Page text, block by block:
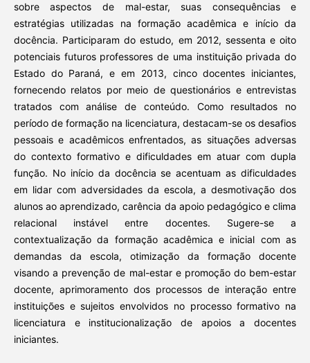
sobre aspectos de mal-estar, suas consequências e
estratégias utilizadas na formação acadêmica e início da
docência. Participaram do estudo, em 2012, sessenta e oito
potenciais futuros professores de uma instituição privada do
Estado do Paraná, e em 2013, cinco docentes iniciantes,
fornecendo relatos por meio de questionários e entrevistas
tratados com análise de conteúdo. Como resultados no
período de formação na licenciatura, destacam-se os desafios
pessoais e acadêmicos enfrentados, as situações adversas
do contexto formativo e dificuldades em atuar com dupla
função. No início da docência se acentuam as dificuldades
em lidar com adversidades da escola, a desmotivação dos
alunos ao aprendizado, carência da apoio pedagógico e clima
relacional instável entre docentes. Sugere-se a
contextualização da formação acadêmica e inicial com as
demandas da escola, otimização da formação docente
visando a prevenção de mal-estar e promoção do bem-estar
docente, aprimoramento dos processos de interação entre
instituições e sujeitos envolvidos no processo formativo na
licenciatura e institucionalização de apoios a docentes
iniciantes.